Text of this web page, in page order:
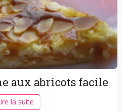
aux abricots facile
la suite